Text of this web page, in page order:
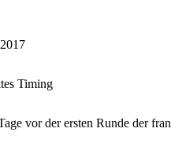
Timing
vor der ersten Runde der